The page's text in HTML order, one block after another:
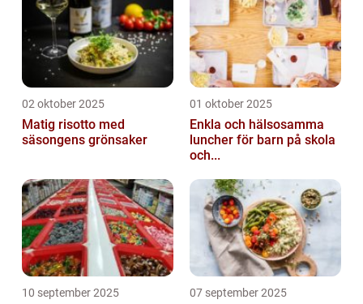
02 oktober 2025
Matig risotto med
säsongens grönsaker
01 oktober 2025
Enkla och hälsosamma
luncher för barn på skola
och...
10 september 2025 07 september 2025